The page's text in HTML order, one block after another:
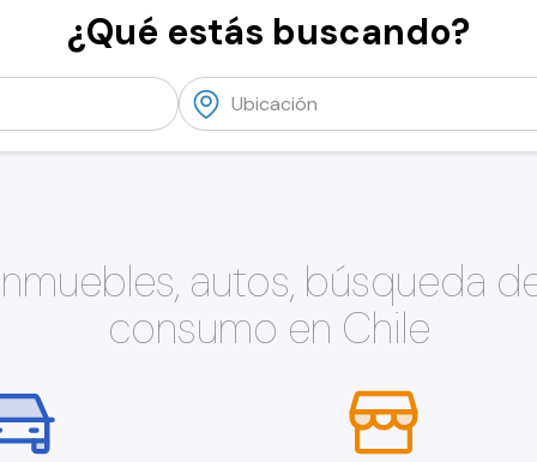
¿Qué estás buscando?
autos, búsqueda
consumo en Chile